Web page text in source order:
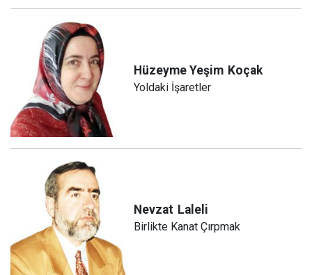
Hüzeyme Yeşim Koçak
Yoldaki İşaretler
Nevzat Laleli
Birlikte Kanat Çırpmak